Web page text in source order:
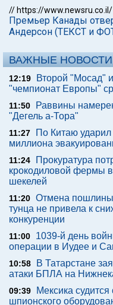
// https://www.newsru.co.il/
Премьер Канады
Андерсон (ТЕКСТ и
ВАЖНЫЕ НОВОСТИ
12:19
Второй "Мосад"
"чемпионат Европы"
11:50
Раввины
"Дегель а-Тора"
11:27
По Китаю
миллиона
11:24
Прокуратура
крокодиловой фермы
шекелей
11:20 Отмена пошлины
тунца не привела к
конкуренции
11:00
1039-й день
операции в Иудее и
10:58
В Татарстане
атаки БПЛА на
09:39
Мексика
шпионского